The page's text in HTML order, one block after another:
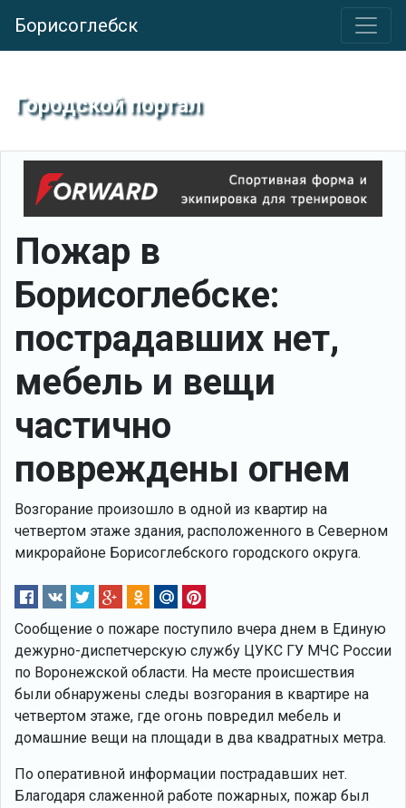
Борисоглебск
Городской портал
Пожар в
Борисоглебске:
пострадавших нет,
мебель и вещи
частично
повреждены огнем
Возгорание произошло в одной из квартир на
четвертом этаже здания, расположенного в Северном
микрорайоне Борисоглебского городского округа.
Сообщение о пожаре поступило вчера днем в Единую
дежурно-диспетчерскую службу ЦУКС ГУ МЧС России
по Воронежской области. На месте происшествия
были обнаружены следы возгорания в квартире на
четвертом этаже, где огонь повредил мебель и
домашние вещи на площади в два квадратных метра.
По оперативной информации пострадавших нет.
Благодаря слаженной работе пожарных, пожар был